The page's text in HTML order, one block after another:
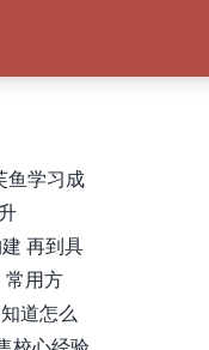
鱼学习成
再到具
常用方
道怎么